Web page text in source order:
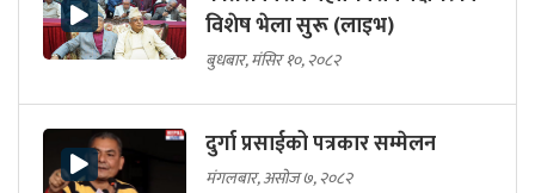
विशेष भेला सुरू (लाइभ)
बुधबार, मंसिर १०, २०८२
दुर्गा प्रसाईको पत्रकार सम्मेलन
मंगलबार, असोज ७, २०८२